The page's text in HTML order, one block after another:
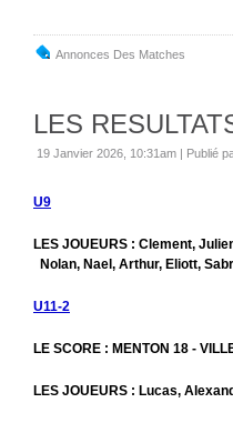
Annonces Des Matches
LES
19 Janvier 2026, 10:31am | Publié
U9
LES JOUEURS : Clement,
Nolan, Nael, Arthur, Eliott,
U11-2
LE SCORE : MENTON 18 -
LES JOUEURS : Lucas,